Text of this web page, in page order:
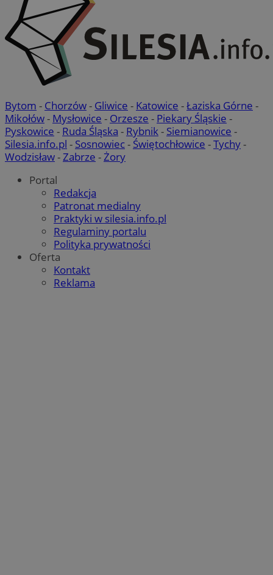
Bytom - Chorzów- Gliwice - Katowice -Łaziska Górne -
Mikołów- Mysłowice - Orzesze - Piekary Śląskie -
Pyskowice - Ruda Śląska - Rybnik- Siemianowice -
Silesia.info.pl - Sosnowiec- Świętochłowice -Tychy-
Wodzisław-Zabrze -Żory
Portal
Redakcja
Patronat medialny
Praktyki w silesia.info.pl
Regulaminy portalu
Polityka prywatności
Oferta
Kontakt
Reklama